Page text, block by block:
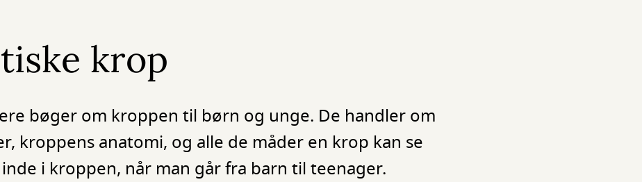
krop
bøger om kroppen til børn og unge. De handler om
kroppens anatomi, og alle de måder en krop kan se
i kroppen, når man går fra barn til teenager.